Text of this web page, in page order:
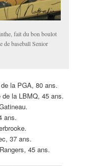
fait du bon boulot
de baseball Senior
la PGA, 80 ans.
la LBMQ, 45 ans.
ans.
37 ans.
45 ans.